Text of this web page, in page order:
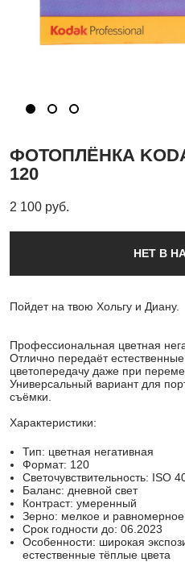
ФОТОПЛЁНКА
120
2 100 pуб.
НЕТ В
Пойдет на твою Хольгу и Диану.
Профессиональная цветная
Отлично передаёт
цветопередачу даже при
Универсальный вариант для
съёмки.
Характеристики:
Тип: цветная негативная
Формат: 120
Светочувствительность: ISO
Баланс: дневной свет
Контраст: умеренный
Зерно: мелкое и равномерное
Срок годности до: 06.2023
Особенности: широкая
естественные тёплые цвета